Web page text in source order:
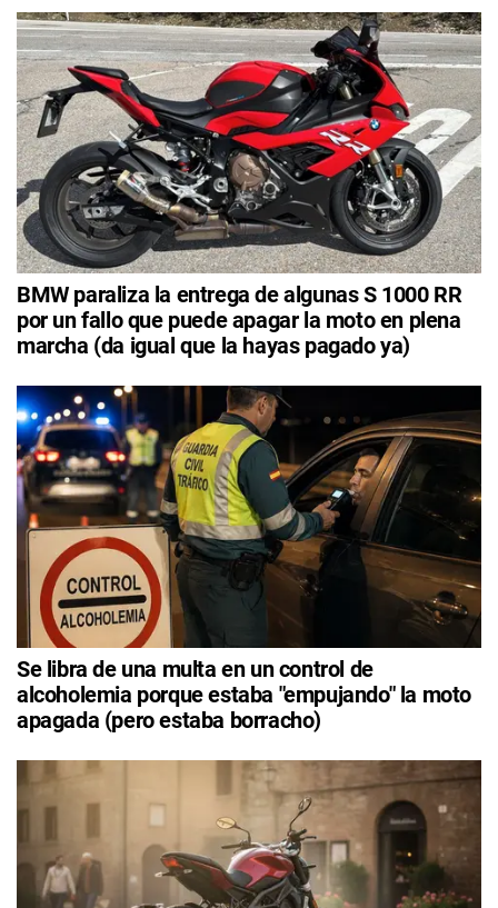
BMW paraliza la entrega de algunas S 1000 RR
por un fallo que puede apagar la moto en plena
marcha (da igual que la hayas pagado ya)
Se libra de una multa en un control de
alcoholemia porque estaba "empujando" la moto
apagada (pero estaba borracho)